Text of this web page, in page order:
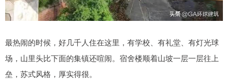
最热闹的时候，好几千人住在这里，有学校、有礼堂、有灯光球
场，山里头比下面的集镇还喧闹。宿舍楼顺着山坡一层一层往上
垒，苏式风格，厚实得很。